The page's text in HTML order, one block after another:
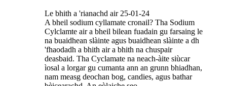
Le bhith a 'rianachd air 25-01-24
A bheil sodium cyllamate cronail? Tha Sodium
Cylclamte air a bheil bilean fuadain gu farsaing le
na buaidhean slàinte agus buaidhean slàinte a dh
'fhaodadh a bhith air a bhith na chuspair
deasbaid. Tha Cyclamate na neach-àite siùcar
ìosal a lorgar gu cumanta ann an grunn bhiadhan,
nam measg deochan bog, candies, agus bathar